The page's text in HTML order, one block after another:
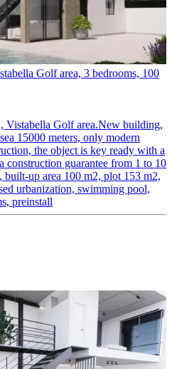
Golf area, 3 bedrooms, 100
Vistabella Golf area.New building,
15000 meters, only modern
the object is key ready with a
construction guarantee from 1 to 10
built-up area 100 m2, plot 153 m2,
urbanization, swimming pool,
preinstall